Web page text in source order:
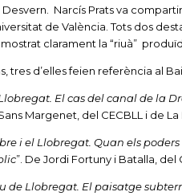
Narcís Prats va
de València. Tots dos
clarament la “riuà”
tres d’elles feien referència al
El cas del canal de la
Margenet, del CECBLL i de La
i el Llobregat. Quan els
”. De Jordi Fortuny i Batalla, del
de Llobregat. El paisatge